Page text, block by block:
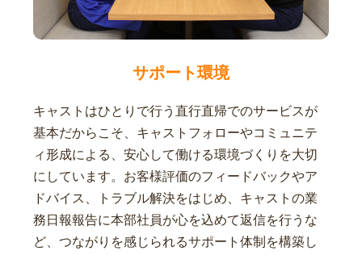
サポート環境
キャストはひとりで行う直行直帰でのサービスが
基本だからこそ、キャストフォローやコミュニテ
ィ形成による、安心して働ける環境づくりを大切
にしています。お客様評価のフィードバックやア
ドバイス、トラブル解決をはじめ、キャストの業
務日報報告に本部社員が心を込めて返信を行うな
ど、つながりを感じられるサポート体制を構築し